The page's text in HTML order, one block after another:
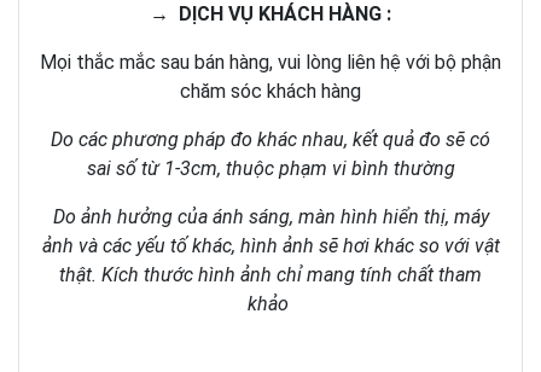
→ DỊCH VỤ KHÁCH HÀNG :
Mọi thắc mắc sau bán hàng, vui lòng liên hệ với bộ phận
chăm sóc khách hàng
Do các phương pháp đo khác nhau, kết quả đo sẽ có
sai số từ 1-3cm, thuộc phạm vi bình thường
Do ảnh hưởng của ánh sáng, màn hình hiển thị, máy
ảnh và các yếu tố khác, hình ảnh sẽ hơi khác so với vật
thật. Kích thước hình ảnh chỉ mang tính chất tham
khảo